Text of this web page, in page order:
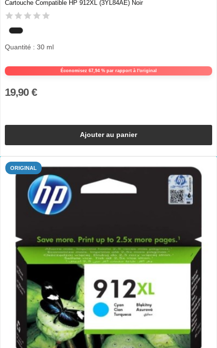
Cartouche Compatible HP 912XL (3YL84AE) Noir
Économisez 67,94 % par rapport à l'original
Quantité : 30 ml
19,90 €
Ajouter au panier
ORIGINAL